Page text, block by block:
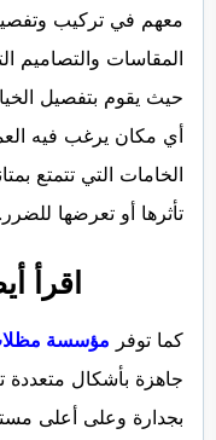
معهم في تركيب
المقاسات والتصاميم
حيث يقوم بتفصيل
أي مكان يرغب فيه
الخامات التي تتمتع
تأثرها أو تعرضها للضرر.
اقرأ
كما توفر مؤسسة
جاهزة بأشكال متعددة
بجدارة وعلى أعلى